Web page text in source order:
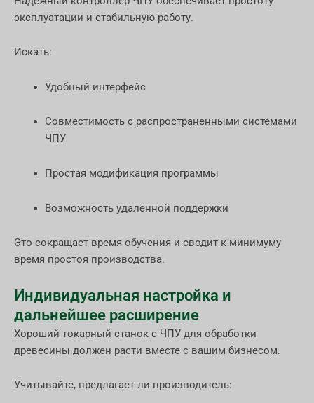
эксплуатации и стабильную работу.
Искать:
Удобный интерфейс
Совместимость с распространенными системами
ЧПУ
Простая модификация программы
Возможность удаленной поддержки
Это сокращает время обучения и сводит к минимуму
время простоя производства.
Индивидуальная настройка и
дальнейшее расширение
Хороший токарный станок с ЧПУ для обработки
древесины должен расти вместе с вашим бизнесом.
Учитывайте, предлагает ли производитель: